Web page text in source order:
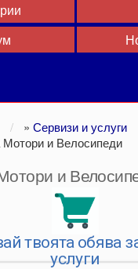
» Сервизи и услуги
Мотори и Велосипеди
и
твоята обява
услуги